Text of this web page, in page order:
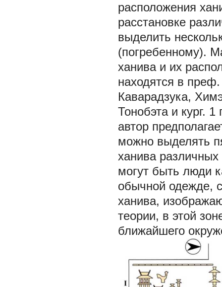
расположения
расстановке
выделить
(погребенному).
ханива и их
находятся в
Каварадзука,
Тонобэта и кург.
автор
можно выделять
ханива
могут быть люди
обычной одежде,
ханива,
теории, в этой
ближайшего